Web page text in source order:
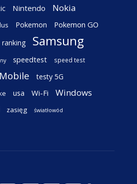
Nintendo Nokia
Pokemon Pokemon GO
ranking Samsung
speedtest speed test
testy 5G
usa Wi-Fi Windows
zasięg światłowód